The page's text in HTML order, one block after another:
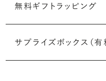
刻印メッセージ：アル
印することができます。
リングに初めて施す初回
無料ギフトラッピング
サプライズボックス（有